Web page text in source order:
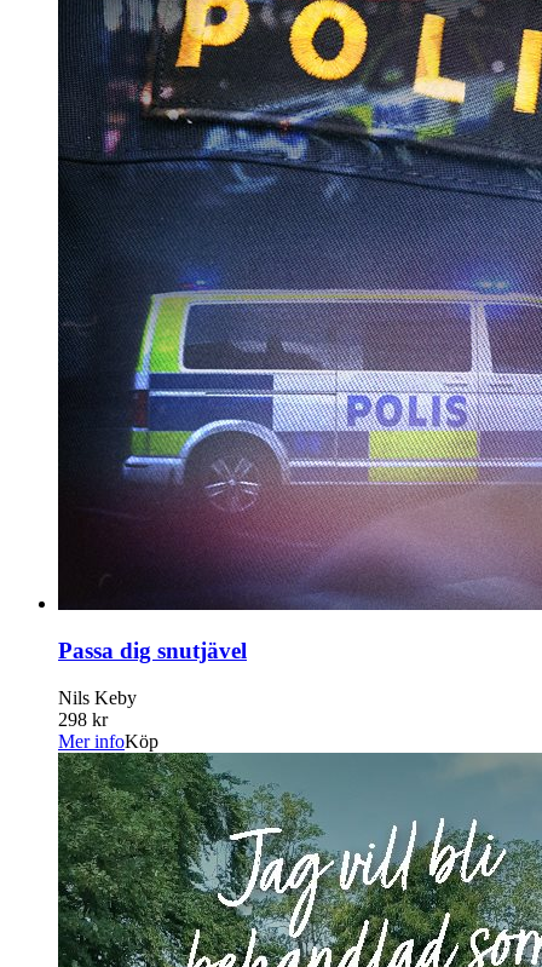
Passa dig snutjävel
Nils Keby
298 kr
Mer infoKöp